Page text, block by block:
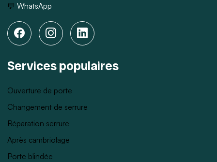
💬 WhatsApp
Services populaires
Ouverture de porte
Changement de serrure
Réparation serrure
Après cambriolage
Porte blindée